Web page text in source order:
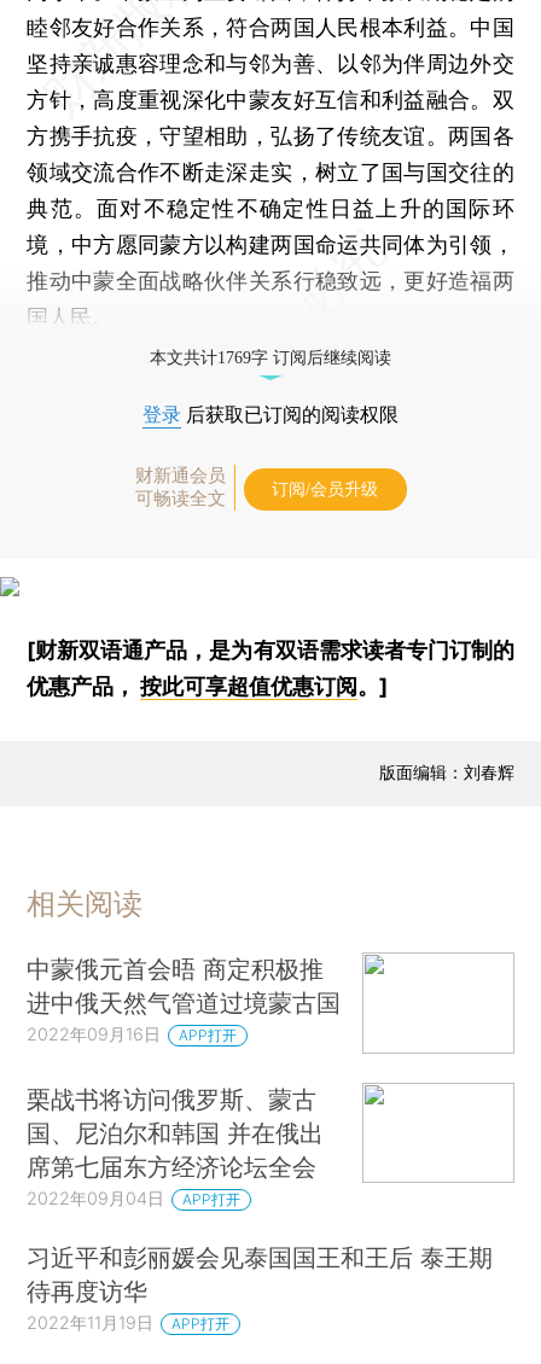
睦邻友好合作关系，符合两国人民根本利益。中国
坚持亲诚惠容理念和与邻为善、以邻为伴周边外交
方针，高度重视深化中蒙友好互信和利益融合。双
方携手抗疫，守望相助，弘扬了传统友谊。两国各
领域交流合作不断走深走实，树立了国与国交往的
典范。面对不稳定性不确定性日益上升的国际环
境，中方愿同蒙方以构建两国命运共同体为引领，
推动中蒙全面战略伙伴关系行稳致远，更好造福两
国人民。
本文共计1769字 订阅后继续阅读
登录 后获取已订阅的阅读权限
财新通会员
可畅读全文
订阅/会员升级
[财新双语通产品，是为有双语需求读者专门订制的
优惠产品，按此可享超值优惠订阅。]
版面编辑：刘春辉
相关阅读
中蒙俄元首会晤 商定积极推
进中俄天然气管道过境蒙古国
2022年09月16日 APP打开
栗战书将访问俄罗斯、蒙古
国、尼泊尔和韩国 并在俄出
席第七届东方经济论坛全会
2022年09月04日 APP打开
习近平和彭丽媛会见泰国国王和王后 泰王期
待再度访华
2022年11月19日 APP打开